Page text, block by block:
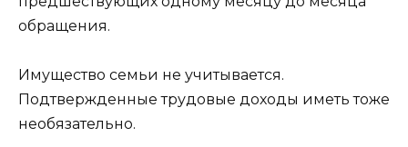
обращения.
Имущество семьи не учитывается.
Подтвержденные трудовые доходы иметь тоже
необязательно.